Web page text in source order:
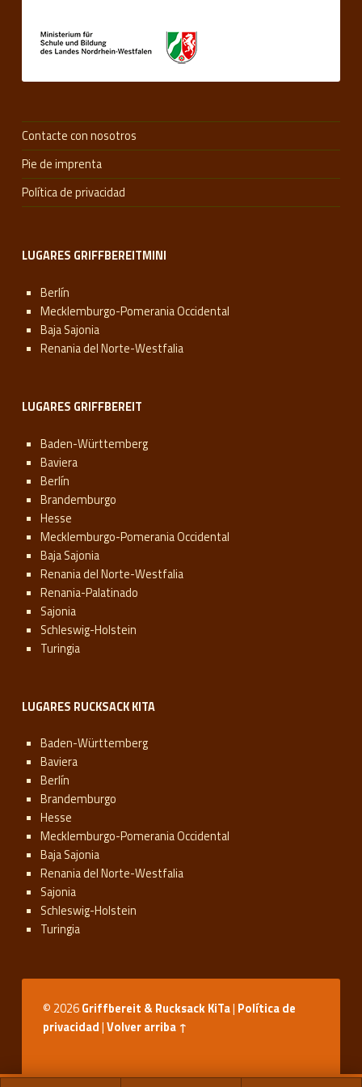
Contacte con nosotros
Pie de imprenta
Política de privacidad
LUGARES GRIFFBEREITMINI
Berlín
Mecklemburgo-Pomerania Occidental
Baja Sajonia
Renania del Norte-Westfalia
LUGARES GRIFFBEREIT
Baden-Württemberg
Baviera
Berlín
Brandemburgo
Hesse
Mecklemburgo-Pomerania Occidental
Baja Sajonia
Renania del Norte-Westfalia
Renania-Palatinado
Sajonia
Schleswig-Holstein
Turingia
LUGARES RUCKSACK KITA
Baden-Württemberg
Baviera
Berlín
Brandemburgo
Hesse
Mecklemburgo-Pomerania Occidental
Baja Sajonia
Renania del Norte-Westfalia
Sajonia
Schleswig-Holstein
Turingia
© 2026Griffbereit & Rucksack KiTa| Política de
privacidad|Volver arriba ↑